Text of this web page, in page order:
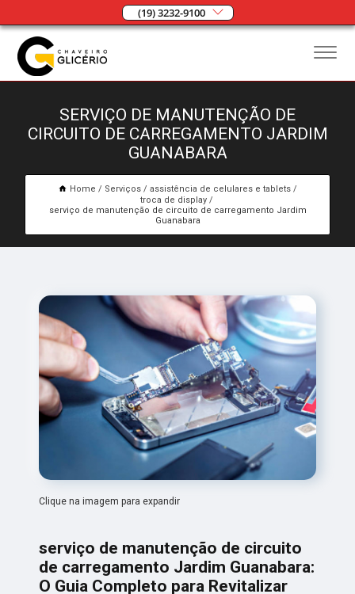
(19) 3232-9100
SERVIÇO DE MANUTENÇÃO DE
CIRCUITO DE CARREGAMENTO JARDIM
GUANABARA
Home Serviços
assistência de celulares e tablets
troca de display
serviço de manutenção de circuito de carregamento Jardim
Guanabara
Clique na imagem para expandir
serviço de manutenção de circuito
de carregamento Jardim Guanabara:
O Guia Completo para Revitalizar